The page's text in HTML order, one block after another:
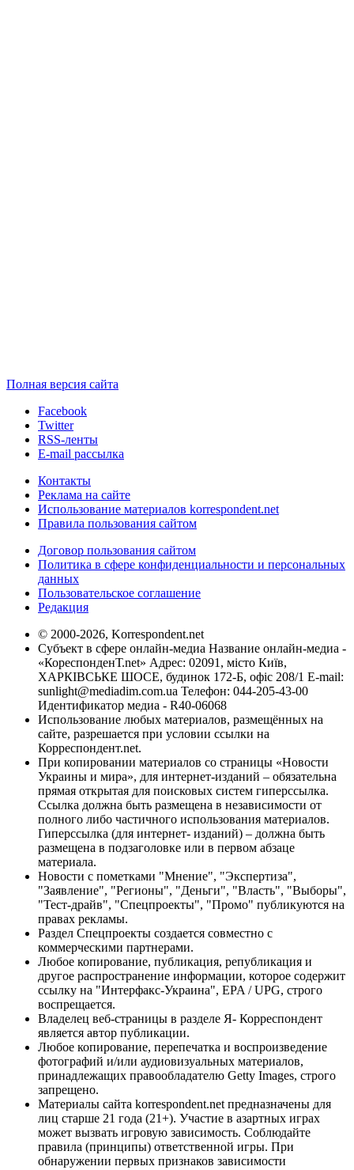
Полная версия сайта
Facebook
Twitter
RSS-ленты
E-mail рассылка
Контакты
Реклама на сайте
Использование материалов korrespondent.net
Правила пользования сайтом
Договор пользования сайтом
Политика в сфере конфиденциальности и персональных
данных
Пользовательское соглашение
Редакция
© 2000-2026, Korrespondent.net
Субъект в сфере онлайн-медиа Название онлайн-медиа -
«КореспонденТ.net» Адрес: 02091, місто Київ,
ХАРКІВСЬКЕ ШОСЕ, будинок 172-Б, офіс 208/1 E-mail:
sunlight@mediadim.com.ua Телефон: 044-205-43-00
Идентификатор медиа - R40-06068
Использование любых материалов, размещённых на
сайте, разрешается при условии ссылки на
Корреспондент.net.
При копировании материалов со страницы «Новости
Украины и мира», для интернет-изданий – обязательна
прямая открытая для поисковых систем гиперссылка.
Ссылка должна быть размещена в независимости от
полного либо частичного использования материалов.
Гиперссылка (для интернет- изданий) – должна быть
размещена в подзаголовке или в первом абзаце
материала.
Новости с пометками "Мнение", "Экспертиза",
"Заявление", "Регионы", "Деньги", "Власть", "Выборы",
"Тест-драйв", "Спецпроекты", "Промо" публикуются на
правах рекламы.
Раздел Спецпроекты создается совместно с
коммерческими партнерами.
Любое копирование, публикация, републикация и
другое распространение информации, которое содержит
ссылку на "Интерфакс-Украина", EPA / UPG, строго
воспрещается.
Владелец веб-страницы в разделе Я- Корреспондент
является автор публикации.
Любое копирование, перепечатка и воспроизведение
фотографий и/или аудиовизуальных материалов,
принадлежащих правообладателю Getty Images, строго
запрещено.
Материалы сайта korrespondent.net предназначены для
лиц старше 21 года (21+). Участие в азартных играх
может вызвать игровую зависимость. Соблюдайте
правила (принципы) ответственной игры. При
обнаружении первых признаков зависимости